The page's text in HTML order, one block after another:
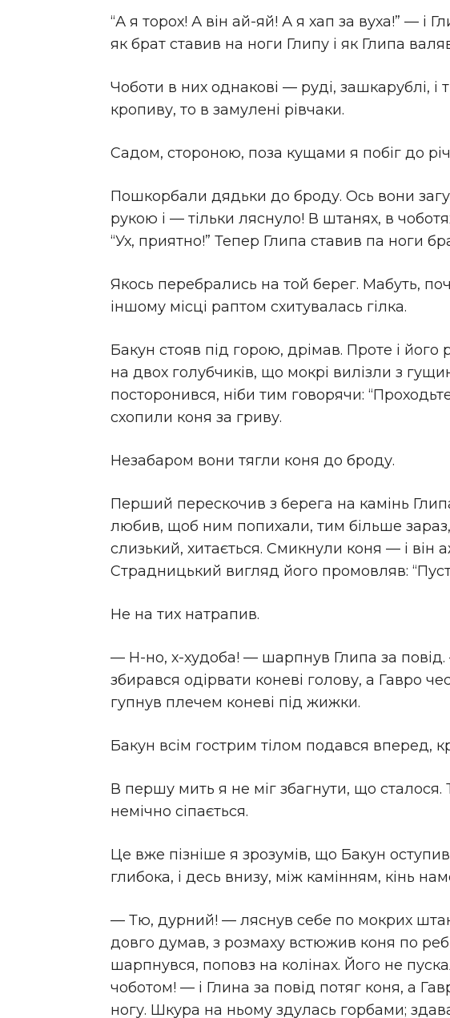
“А я торох! А він ай-яй! А я хап за вуха!” — і
як брат ставив на ноги Глипу і як Глипа
Чоботи в них однакові — руді, зашкарублі,
кропиву, то в замулені рівчаки.
Садом, стороною, поза кущами я побіг до
Пошкорбали дядьки до броду. Ось вони
рукою і — тільки ляснуло! В штанях, в
“Ух, приятно!” Тепер Глипа ставив па ноги
Якось перебрались на той берег. Мабуть,
іншому місці раптом схитувалась гілка.
Бакун стояв під горою, дрімав. Проте і
на двох голубчиків, що мокрі вилізли з
посторонився, ніби тим говорячи:
схопили коня за гриву.
Незабаром вони тягли коня до броду.
Перший перескочив з берега на камінь
любив, щоб ним попихали, тим більше
слизький, хитається. Смикнули коня — і він
Страдницький вигляд його промовляв:
Не на тих натрапив.
— Н-но, х-худоба! — шарпнув Глипа за
збирався одірвати коневі голову, а Гавро
гупнув плечем коневі під жижки.
Бакун всім гострим тілом подався вперед,
В першу мить я не міг збагнути, що сталося.
немічно сіпається.
Це вже пізніше я зрозумів, що Бакун
глибока, і десь внизу, між камінням, кінь
— Тю, дурний! — ляснув себе по мокрих
довго думав, з розмаху встюжив коня по
шарпнувся, поповз на колінах. Його не
чоботом! — і Глина за повід потяг коня, а
ногу. Шкура на ньому здулась горбами;